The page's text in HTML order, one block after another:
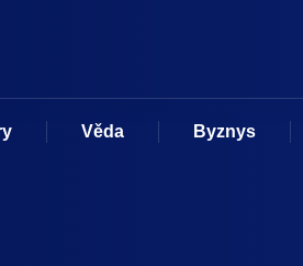
Věda Byznys